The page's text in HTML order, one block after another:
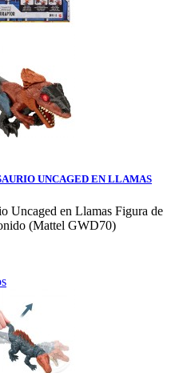
UNCAGED EN LLAMAS
Uncaged en Llamas Figura de
(Mattel GWD70)